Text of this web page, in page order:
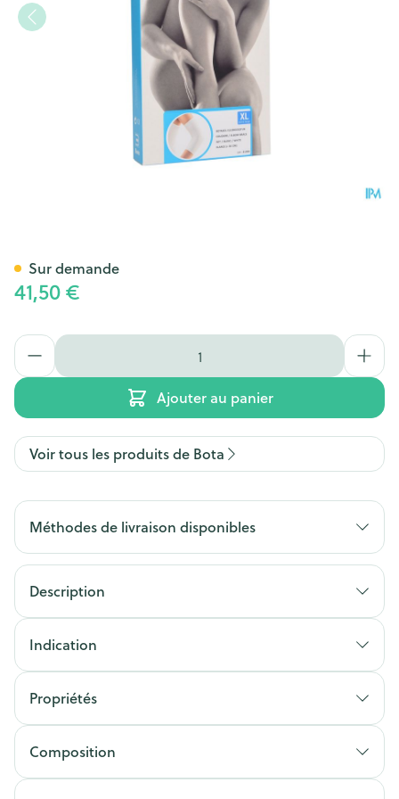
41,50 €
Quantité
Ajouter au panier
Sur demande
Voir tous les produits de Bota
Méthodes de livraison disponibles
Description
Indication
Propriétés
Composition